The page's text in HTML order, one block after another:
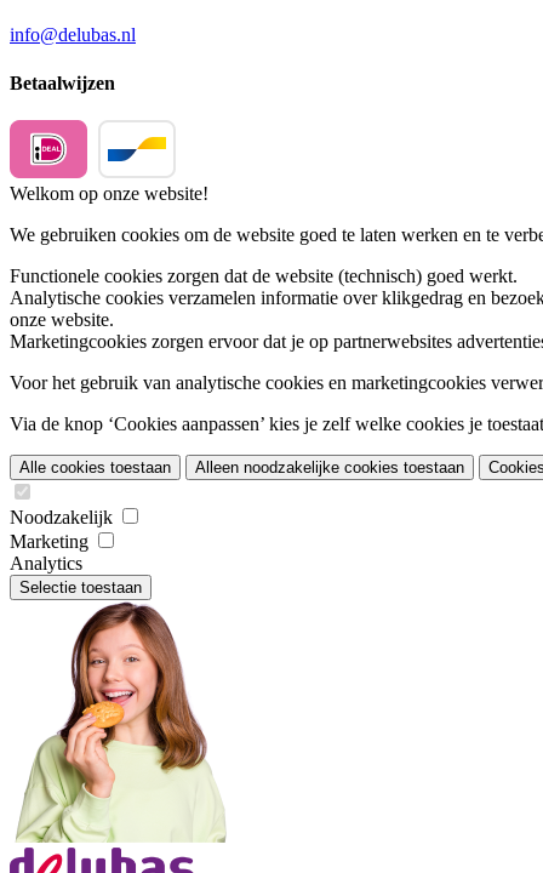
info@delubas.nl
Betaalwijzen
Welkom op onze website!
We gebruiken cookies om de website goed te laten werken en te
Functionele cookies zorgen dat de website (technisch) goed werkt.
Analytische cookies verzamelen informatie over klikgedrag en
onze website.
Marketingcookies zorgen ervoor dat je op partnerwebsites
Voor het gebruik van analytische cookies en marketingcookies
Via de knop ‘Cookies aanpassen’ kies je zelf welke cookies je
Alle cookies toestaan Alleen noodzakelijke cookies toestaan
Noodzakelijk
Marketing
Analytics
Selectie toestaan